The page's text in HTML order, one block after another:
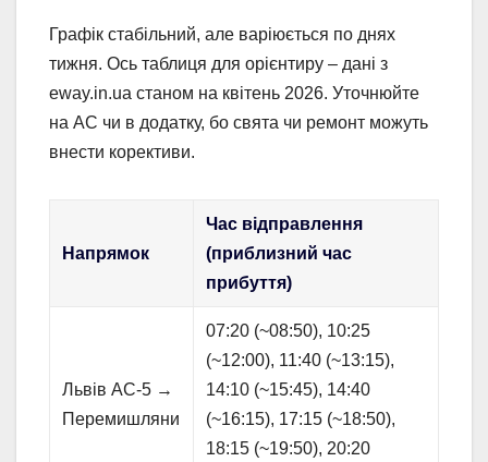
Графік стабільний, але варіюється по днях
тижня. Ось таблиця для орієнтиру – дані з
eway.in.ua станом на квітень 2026. Уточнюйте
на АС чи в додатку, бо свята чи ремонт можуть
внести корективи.
Напрямок
Час відправлення
(приблизний час
прибуття)
Львів АС-5 →
Перемишляни
07:20 (~08:50), 10:25
(~12:00), 11:40 (~13:15),
14:10 (~15:45), 14:40
(~16:15), 17:15 (~18:50),
18:15 (~19:50), 20:20